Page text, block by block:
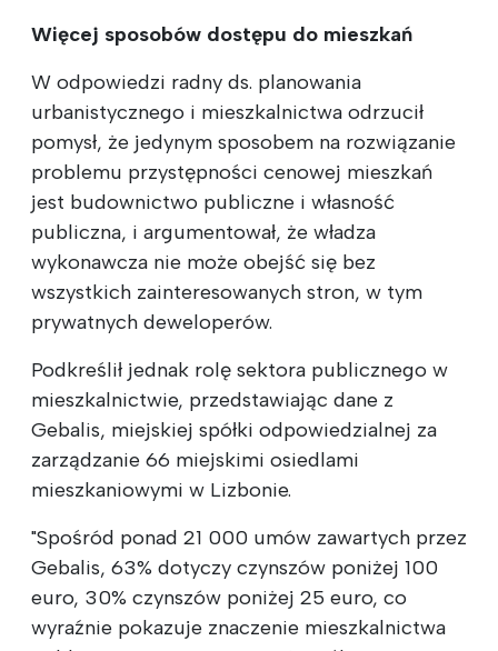
Więcej sposobów dostępu do mieszkań
W odpowiedzi radny ds. planowania
urbanistycznego i mieszkalnictwa odrzucił
pomysł, że jedynym sposobem na rozwiązanie
problemu przystępności cenowej mieszkań
jest budownictwo publiczne i własność
publiczna, i argumentował, że władza
wykonawcza nie może obejść się bez
wszystkich zainteresowanych stron, w tym
prywatnych deweloperów.
Podkreślił jednak rolę sektora publicznego w
mieszkalnictwie, przedstawiając dane z
Gebalis, miejskiej spółki odpowiedzialnej za
zarządzanie 66 miejskimi osiedlami
mieszkaniowymi w Lizbonie.
"Spośród ponad 21 000 umów zawartych przez
Gebalis, 63% dotyczy czynszów poniżej 100
euro, 30% czynszów poniżej 25 euro, co
wyraźnie pokazuje znaczenie mieszkalnictwa